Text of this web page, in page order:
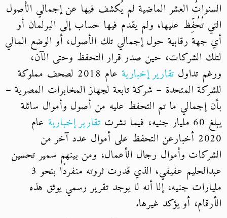
السنواتُ العشر الماضية لم يُكشف فيها عن إجمالي الأصول
التي تُحُفِّظ عليها، ولم يقدم فيها حساب إلى البرلمان أو
أي جهة رقابية حول إجمالي تلك الأصول، أو الوضع المالي
لتلك الشركات، حين صدر قرار التحفظ وحتى الآن،
ورغم تداول تقارير إخبارية
عام 2018 لصحف مملوكة
للشركة المتحدة – شركة تابعة لجهاز المخابرات المصرية –
بأن إجمالي ما تم التحفظ عليه من أصول وأموال سائلة
يبلغ 60 مليار جنيه، فيما نشرت
تقارير إخبارية عام
2020 أخبار
عن التحفظ على أموال عدد آخر من
الشركات وأموال رجال الأعمال، ومن بينهم سمير تحسين
عبدالحليم عفيفي، الذي قدرت ثروته منفردًا بنحو 3
مليارات جنيه، إلا أنه لا يوجد تقرير رسمي يوثق هذه
الأرقام، أو يؤكد غيرها.